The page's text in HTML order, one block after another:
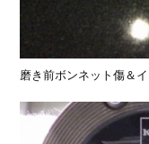
磨き前ボンネット傷＆